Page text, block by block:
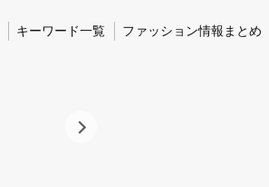
キーワード一覧 ファッション情報まとめ